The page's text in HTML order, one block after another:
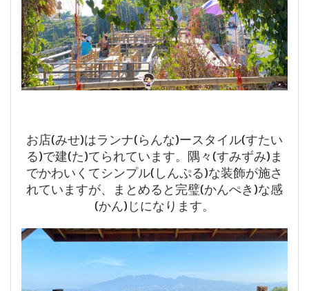
お店(みせ)はランナ(らんな)ースタイル(すたい
る)で建(た)てられています。隅々(すみずみ)ま
でかわいくてシンプル(しんぷる)な装飾が施さ
れていますが、まとめると完璧(かんぺき)な感
(かん)じになります。